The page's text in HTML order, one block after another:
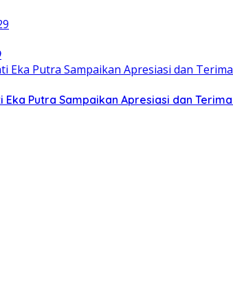
Putra Sampaikan Apresiasi dan